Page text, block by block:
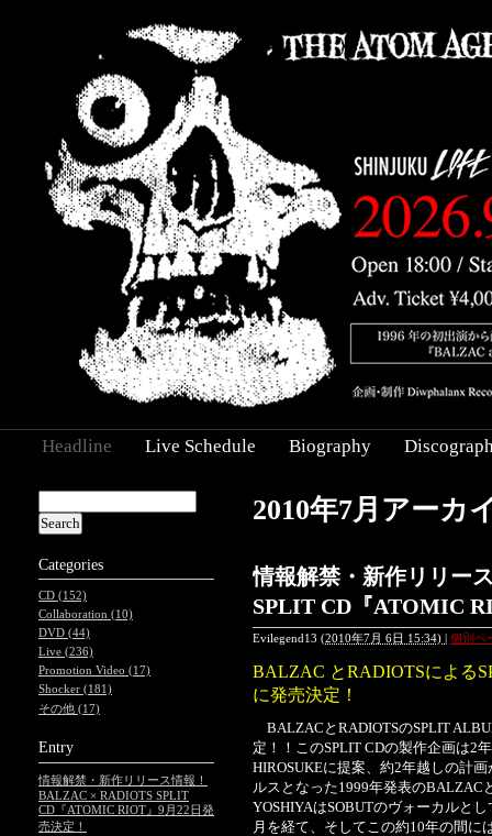
Headline Live Schedule Biography
2010年7月アーカ
情報解禁・新作リリー
SPLIT CD『ATOMIC
Evilegend13 (2010年7月 6日 15:34) | 個別ペ
BALZAC とRADIOTSによる
に発売決定！
BALZACとRADIOTSのSPLIT
定！！このSPLIT CDの製作企画は2
HIROSUKEに提案、約2年越しの計
ルスとなった1999年発表のBALZAC
YOSHIYAはSOBUTのヴォーカルと
月を経て、そしてこの約10年の間に
Categories
CD (152)
Collaboration (10)
DVD (44)
Live (236)
Promotion Video (17)
Shocker (181)
その他 (17)
Entry
情報解禁・新作リリース情報！
BALZAC × RADIOTS SPLIT
CD『ATOMIC RIOT』9月22日発
売決定！